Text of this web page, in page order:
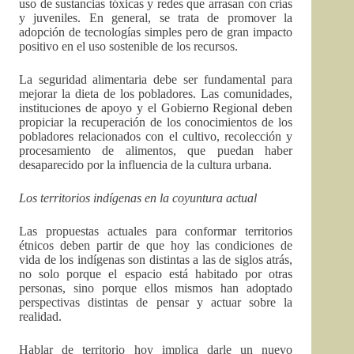
uso de sustancias tóxicas y redes que arrasan con crías
y juveniles. En general, se trata de promover la
adopción de tecnologías simples pero de gran impacto
positivo en el uso sostenible de los recursos.
La seguridad alimentaria debe ser fundamental para
mejorar la dieta de los pobladores. Las comunidades,
instituciones de apoyo y el Gobierno Regional deben
propiciar la recuperación de los conocimientos de los
pobladores relacionados con el cultivo, recolección y
procesamiento de alimentos, que puedan haber
desaparecido por la influencia de la cultura urbana.
Los territorios indígenas en la coyuntura actual
Las propuestas actuales para conformar territorios
étnicos deben partir de que hoy las condiciones de
vida de los indígenas son distintas a las de siglos atrás,
no solo porque el espacio está habitado por otras
personas, sino porque ellos mismos han adoptado
perspectivas distintas de pensar y actuar sobre la
realidad.
Hablar de territorio hoy implica darle un nuevo